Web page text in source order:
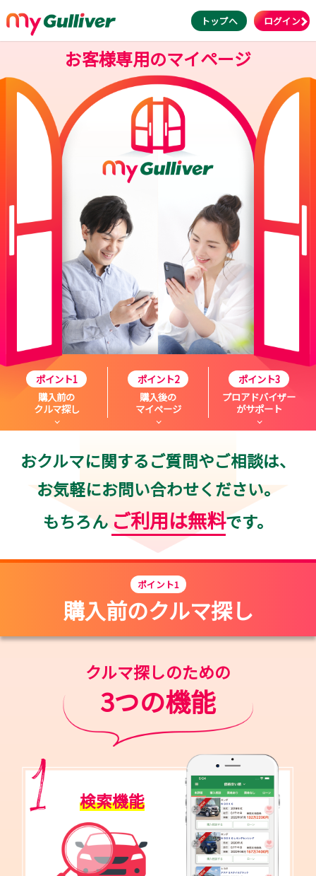
トップへ ログイン
お客様専用のマイページ
ポイント1
購入前の
クルマ探し
ポイント2
購入後の
マイページ
ポイント3
プロアドバイザー
がサポート
おクルマに関するご質問やご相談は、
お気軽にお問い合わせください。
もちろん ご利用は無料です。
ポイント1
購入前のクルマ探し
クルマ探しのための
3つの機能
検索機能